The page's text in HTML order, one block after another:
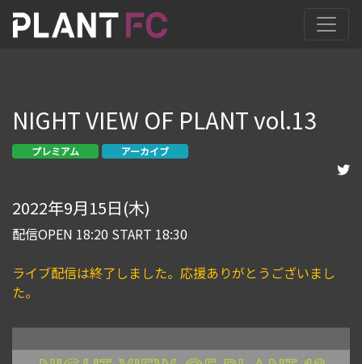
NIGHT VIEW OF PLANT vol.13
プレミアム アーカイブ
2022年9月15日(木)
配信OPEN 18:20 START 18:30
ライブ配信は終了しました。応援ありがとうございまし
た。